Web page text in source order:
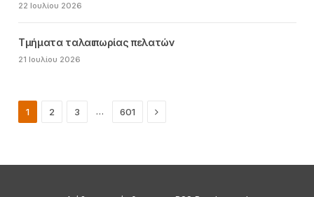
22 Ιουλίου 2026
Τμήματα ταλαιπωρίας πελατών
21 Ιουλίου 2026
1 2 3 … 601 Next